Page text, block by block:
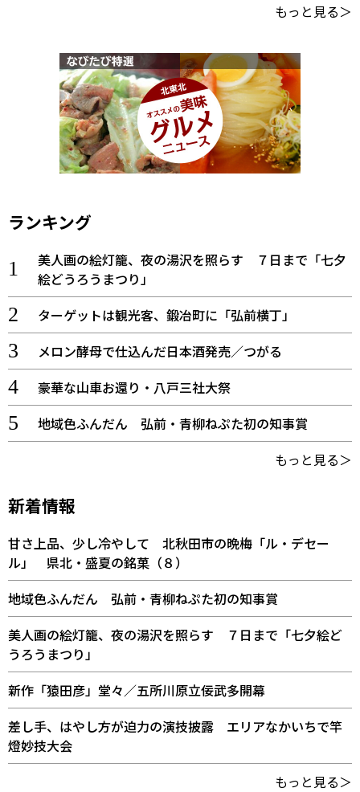
もっと見る＞
ランキング
美人画の絵灯籠、夜の湯沢を照らす ７日まで「七夕
絵どうろうまつり」
ターゲットは観光客、鍛冶町に「弘前横丁」
メロン酵母で仕込んだ日本酒発売／つがる
豪華な山車お還り・八戸三社大祭
地域色ふんだん 弘前・青柳ねぷた初の知事賞
もっと見る＞
新着情報
甘さ上品、少し冷やして 北秋田市の晩梅「ル・デセー
ル」 県北・盛夏の銘菓（８）
地域色ふんだん 弘前・青柳ねぷた初の知事賞
美人画の絵灯籠、夜の湯沢を照らす ７日まで「七夕絵ど
うろうまつり」
新作「猿田彦」堂々／五所川原立佞武多開幕
差し手、はやし方が迫力の演技披露 エリアなかいちで竿
燈妙技大会
もっと見る＞